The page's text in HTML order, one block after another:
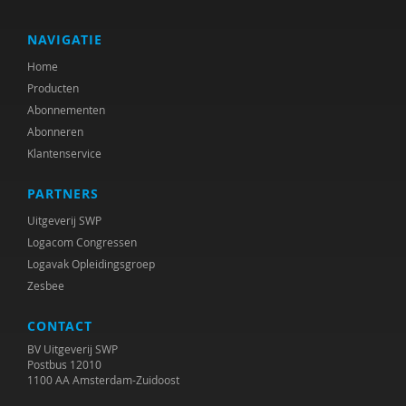
Rina Bartels
Rob Bartels
Lisette Bastiaansen
Suzanne Batelaan
Aleid H.M. Beets Kessens
Marjorie Beld
Joop Berding
Maurits Berger
Pier Bergsma
NAVIGATIE
Home
Producten
Abonnementen
Abonneren
Klantenservice
PARTNERS
Uitgeverij SWP
Logacom Congressen
Logavak Opleidingsgroep
Zesbee
CONTACT
BV Uitgeverij SWP
Postbus 12010
1100 AA Amsterdam-Zuidoost